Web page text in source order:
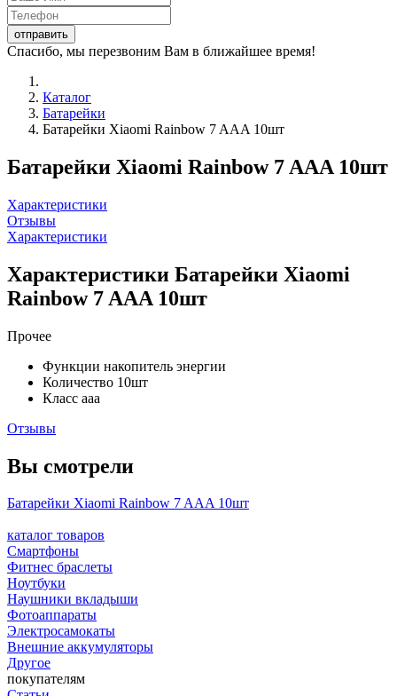
Спасибо, мы перезвоним Вам в ближайшее время!
Каталог
Батарейки
Батарейки Xiaomi Rainbow 7 AAA 10шт
Батарейки Xiaomi Rainbow 7 AAA 10шт
Характеристики
Отзывы
Характеристики
Характеристики Батарейки Xiaomi
Rainbow 7 AAA 10шт
Прочее
Функции накопитель энергии
Количество 10шт
Класс aaa
Отзывы
Вы смотрели
Батарейки Xiaomi Rainbow 7 AAA 10шт
каталог товаров
Смартфоны
Фитнес браслеты
Ноутбуки
Наушники вкладыши
Фотоаппараты
Электросамокаты
Внешние аккумуляторы
Другое
покупателям